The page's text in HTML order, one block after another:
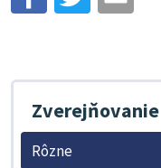
Zverejňovanie
Rôzne